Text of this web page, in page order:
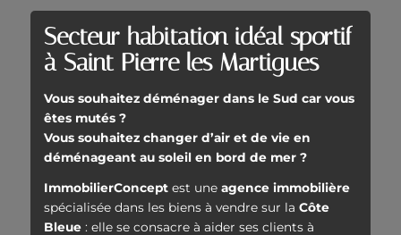
Secteur habitation idéal sportif
à Saint Pierre les Martigues
Vous souhaitez déménager dans le Sud car vous
êtes mutés ?
Vous souhaitez changer d’air et de vie en
déménageant au soleil en bord de mer ?
ImmobilierConcept est une agence immobilière
spécialisée dans les biens à vendre sur la Côte
Bleue : elle se consacre à aider ses clients à